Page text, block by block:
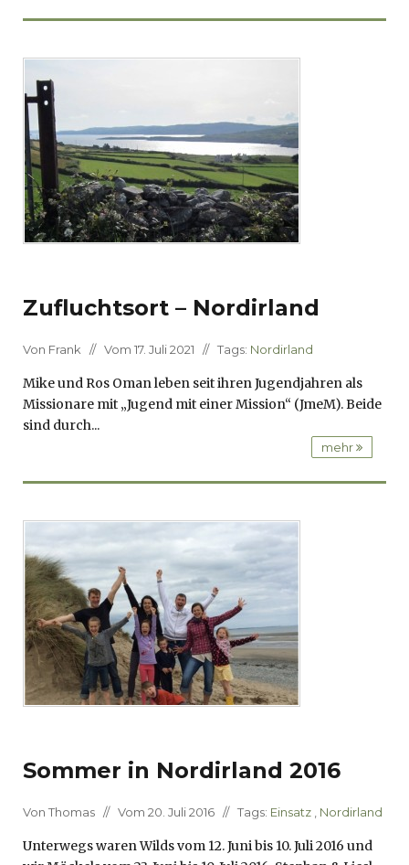
Zufluchtsort – Nordirland
Von Frank // Vom 17. Juli 2021 // Tags: Nordirland
Mike und Ros Oman leben seit ihren Jugendjahren als
Missionare mit „Jugend mit einer Mission“ (JmeM). Beide
sind durch...
mehr
Sommer in Nordirland 2016
Von Thomas // Vom 20. Juli 2016 // Tags: Einsatz Nordirland
Unterwegs waren Wilds vom 12. Juni bis 10. Juli 2016 und